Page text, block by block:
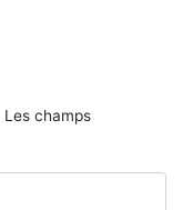
Les champs